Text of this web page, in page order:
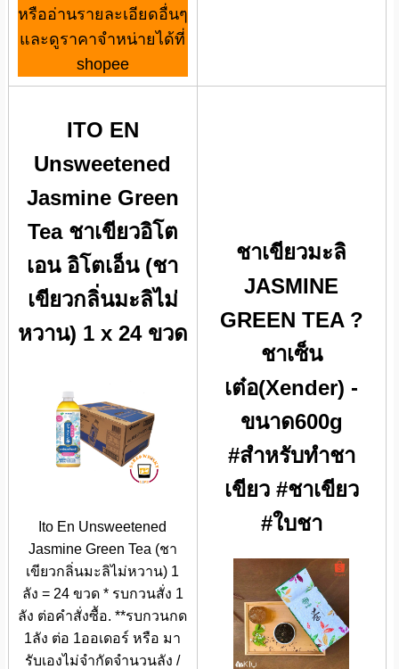
หรืออ่านรายละเอียดอื่นๆ
และดูราคาจำหน่ายได้ที่
shopee
ITO EN
Unsweetened
Jasmine Green
Tea ชาเขียวอิโต
เอน อิโตเอ็น (ชา
เขียวกลิ่นมะลิไม่
หวาน) 1 x 24 ขวด
Ito En Unsweetened
Jasmine Green Tea (ชา
เขียวกลิ่นมะลิไม่หวาน) 1
ลัง = 24 ขวด * รบกวนสั่ง 1
ลัง ต่อคำสั่งซื้อ. **รบกวนกด
1ลัง ต่อ 1ออเดอร์ หรือ มา
รับเองไม่จำกัดจำนวนลัง /
ชาเขียวมะลิ
JASMINE
GREEN TEA ?
ชาเซ็น
เต๋อ(Xender) -
ขนาด600g
#สำหรับทำชา
เขียว #ชาเขียว
#ใบชา